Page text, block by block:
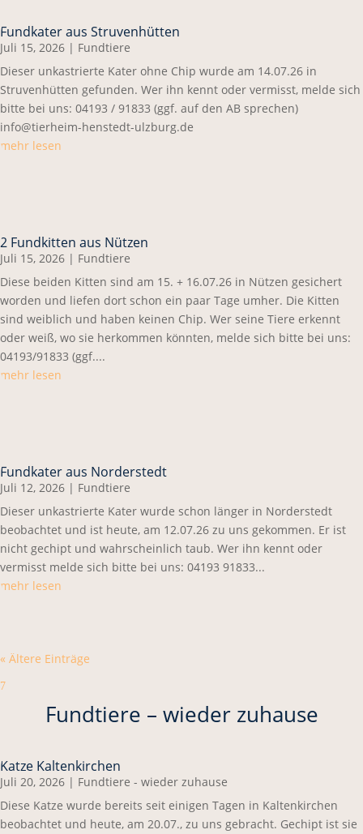
Fundkater aus Struvenhütten
Juli 15, 2026 | Fundtiere
Dieser unkastrierte Kater ohne Chip wurde am 14.07.26 in
Struvenhütten gefunden. Wer ihn kennt oder vermisst, melde sich
bitte bei uns: 04193 / 91833 (ggf. auf den AB sprechen)
info@tierheim-henstedt-ulzburg.de
mehr lesen
2 Fundkitten aus Nützen
Juli 15, 2026 | Fundtiere
Diese beiden Kitten sind am 15. + 16.07.26 in Nützen gesichert
worden und liefen dort schon ein paar Tage umher. Die Kitten
sind weiblich und haben keinen Chip. Wer seine Tiere erkennt
oder weiß, wo sie herkommen könnten, melde sich bitte bei uns:
04193/91833 (ggf....
mehr lesen
Fundkater aus Norderstedt
Juli 12, 2026 | Fundtiere
Dieser unkastrierte Kater wurde schon länger in Norderstedt
beobachtet und ist heute, am 12.07.26 zu uns gekommen. Er ist
nicht gechipt und wahrscheinlich taub. Wer ihn kennt oder
vermisst melde sich bitte bei uns: 04193 91833...
mehr lesen
« Ältere Einträge
7
Fundtiere – wieder zuhause
Katze Kaltenkirchen
Juli 20, 2026 | Fundtiere - wieder zuhause
Diese Katze wurde bereits seit einigen Tagen in Kaltenkirchen
beobachtet und heute, am 20.07., zu uns gebracht. Gechipt ist sie